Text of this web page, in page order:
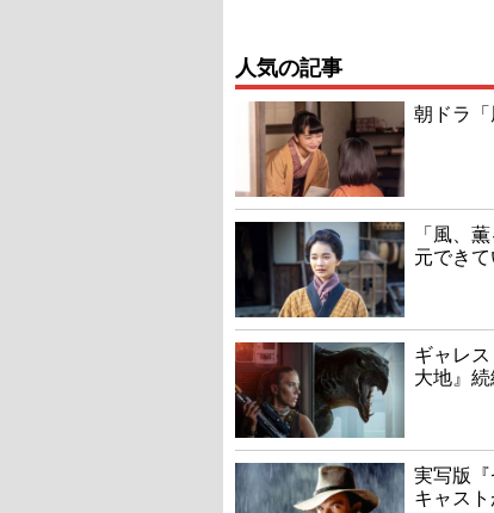
人気の記事
朝ドラ
「風、
元できて
ギャレ
大地』
実写版
キャス